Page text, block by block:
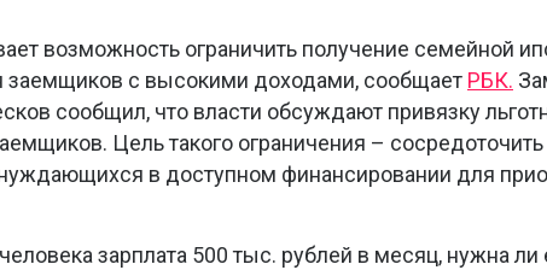
возможность ограничить получение семейной
заемщиков с высокими доходами, сообщает РБК.
сообщил, что власти обсуждают привязку
Цель такого ограничения –
в доступном финансировании для
зарплата 500 тыс. рублей в месяц, нужна ли